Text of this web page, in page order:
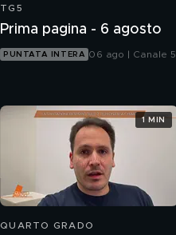
TG5
Prima pagina - 6 agosto
PUNTATA INTERA 06 ago | Canale 5
QUARTO GRADO
1 MIN